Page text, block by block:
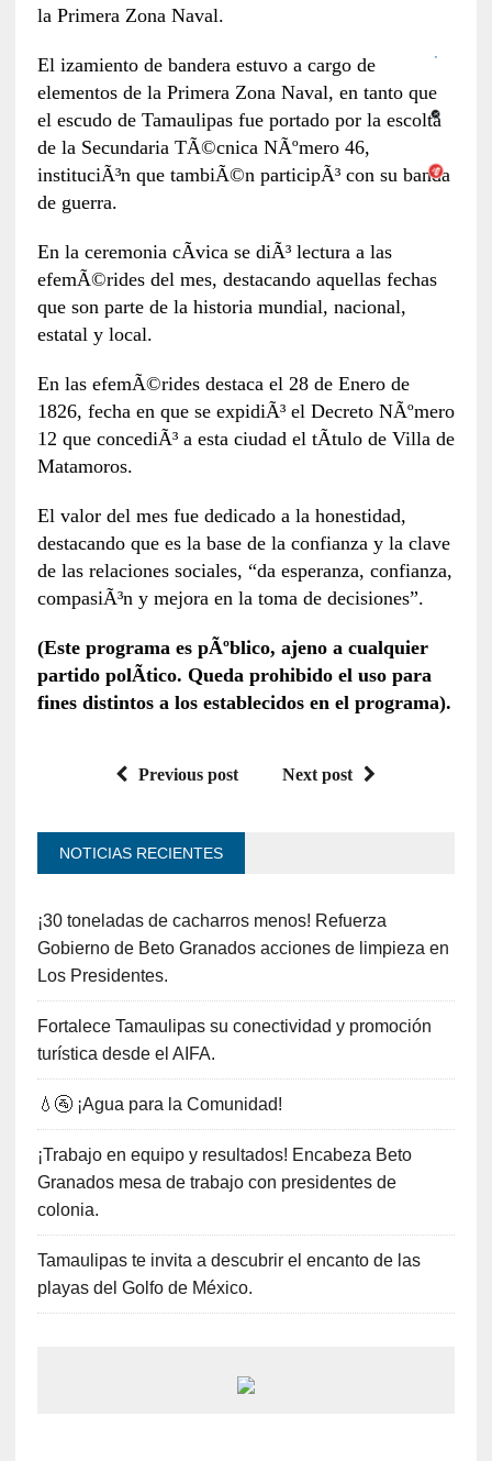
la Primera Zona Naval.
El izamiento de bandera estuvo a cargo de
elementos de la Primera Zona Naval, en tanto que
el escudo de Tamaulipas fue portado por la escolta
de la Secundaria TÃ©cnica NÃºmero 46,
instituciÃ³n que tambiÃ©n participÃ³ con su banda
de guerra.
En la ceremonia cÃ­vica se diÃ³ lectura a las
efemÃ©rides del mes, destacando aquellas fechas
que son parte de la historia mundial, nacional,
estatal y local.
En las efemÃ©rides destaca el 28 de Enero de
1826, fecha en que se expidiÃ³ el Decreto NÃºmero
12 que concediÃ³ a esta ciudad el tÃ­tulo de Villa de
Matamoros.
El valor del mes fue dedicado a la honestidad,
destacando que es la base de la confianza y la clave
de las relaciones sociales, “da esperanza, confianza,
compasiÃ³n y mejora en la toma de decisiones”.
(Este programa es pÃºblico, ajeno a cualquier
partido polÃ­tico. Queda prohibido el uso para
fines distintos a los establecidos en el programa).
Previous post Next post
NOTICIAS RECIENTES
¡30 toneladas de cacharros menos! Refuerza
Gobierno de Beto Granados acciones de limpieza en
Los Presidentes.
Fortalece Tamaulipas su conectividad y promoción
turística desde el AIFA.
💧🚰 ¡Agua para la Comunidad!
¡Trabajo en equipo y resultados! Encabeza Beto
Granados mesa de trabajo con presidentes de
colonia.
Tamaulipas te invita a descubrir el encanto de las
playas del Golfo de México.